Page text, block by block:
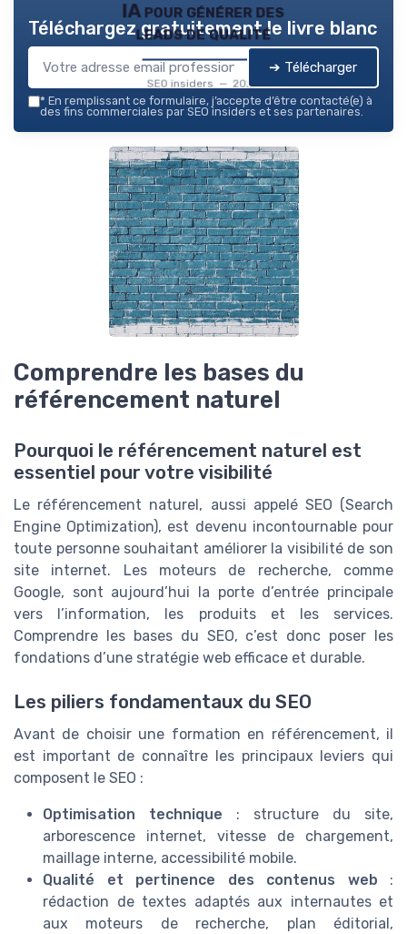
IA pour générer des
leads de qualité
SEO insiders — 2026
Téléchargez gratuitement le livre blanc
➔ Télécharger
* En remplissant ce formulaire, j’accepte d’être contacté(e) à
des fins commerciales par SEO insiders et ses partenaires.
Comprendre les bases du
référencement naturel
Pourquoi le référencement naturel est
essentiel pour votre visibilité
Le référencement naturel, aussi appelé SEO (Search
Engine Optimization), est devenu incontournable pour
toute personne souhaitant améliorer la visibilité de son
site internet. Les moteurs de recherche, comme
Google, sont aujourd’hui la porte d’entrée principale
vers l’information, les produits et les services.
Comprendre les bases du SEO, c’est donc poser les
fondations d’une stratégie web efficace et durable.
Les piliers fondamentaux du SEO
Avant de choisir une formation en référencement, il
est important de connaître les principaux leviers qui
composent le SEO :
Optimisation technique : structure du site,
arborescence internet, vitesse de chargement,
maillage interne, accessibilité mobile.
Qualité et pertinence des contenus web :
rédaction de textes adaptés aux internautes et
aux moteurs de recherche, plan éditorial,